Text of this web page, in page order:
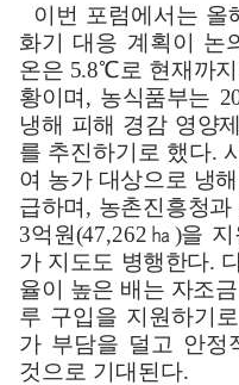
이번 포럼에서는 올
화기 대응 계획이 논
온은 5.8℃로 현재까
황이며, 농식품부는
냉해 피해 경감 영양제
를 추진하기로 했다.
여 농가 대상으로 냉
급하며, 농촌진흥청과
3억원(47,262 ㏊ )을 지
가 지도도 병행한다.
율이 높은 배는 자조금
루 구입을 지원하기
가 부담을 덜고 안정
것으로 기대된다.